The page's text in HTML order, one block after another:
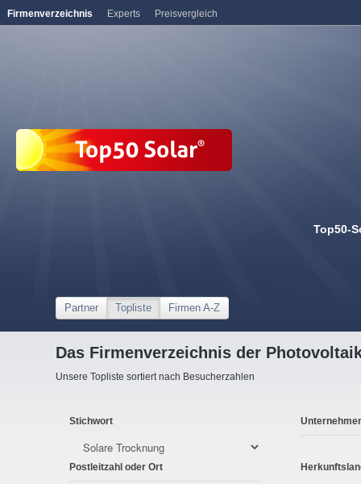
Top50-
Partner Topliste Firmen A-Z
Das Firmenverzeichnis der
Unsere Topliste sortiert nach Besucherzahlen
Stichwort
Postleitzahl oder Ort
Firmenverzeichnis Experts Preisvergleich